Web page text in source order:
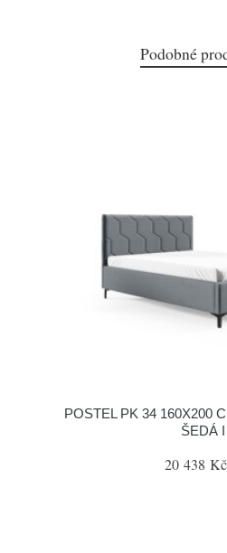
Podobné
POSTEL PK 34 160X200
ŠEDÁ I
20 438 Kč